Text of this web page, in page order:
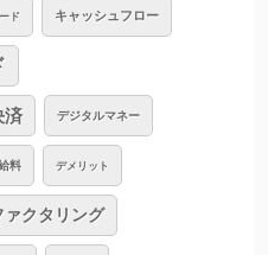
ド キャッシュフロー
済 デジタルマネー
料 デメリット
ァクタリング